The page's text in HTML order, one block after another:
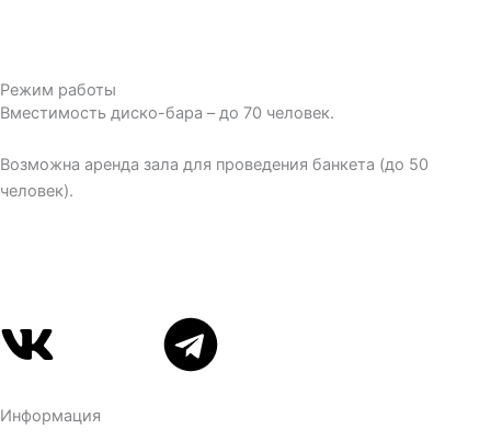
Режим работы
Вместимость диско-бара – до 70 человек.
Возможна аренда зала для проведения банкета (до 50
человек).
Vk Telegram
Информация